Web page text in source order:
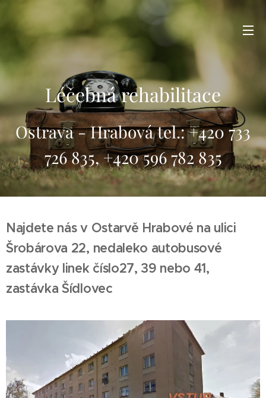
Léčebná rehabilitace
Ostrava - Hrabová tel.: +420 733
726 835, +420 596 782 835
Najdete nás v Ostarvě Hrabové na ulici
Šrobárova 22, nedaleko autobusové
zastávky linek číslo27, 39 nebo 41,
zastávka Šídlovec